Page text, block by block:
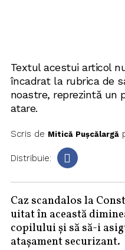
Textul acestui articol
încadrat la rubrica de
noastre, reprezintă un
atare.
Scris de Mitică Pușcălargă
Distribuie:
Caz scandalos la
uitat în această
copilului și să să-i
atașament securizant.